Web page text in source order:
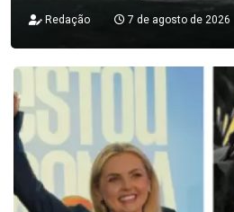
Redação 7 de agosto de 2026